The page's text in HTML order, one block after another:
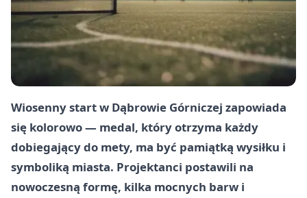
Wiosenny start w Dąbrowie Górniczej zapowiada
się kolorowo — medal, który otrzyma każdy
dobiegający do mety, ma być pamiątką wysiłku i
symboliką miasta. Projektanci postawili na
nowoczesną formę, kilka mocnych barw i